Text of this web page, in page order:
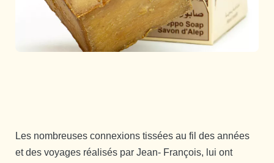
Les nombreuses connexions tissées au fil des années
et des voyages réalisés par Jean- François, lui ont